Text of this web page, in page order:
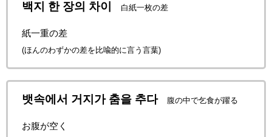
백지 한 장의 차이 白紙一枚の差
紙一重の差
(ほんのわずかの差を比喩的に言う言葉)
뱃속에서 거지가 춤을 추다 腹の中で乞食が躍る
お腹が空く